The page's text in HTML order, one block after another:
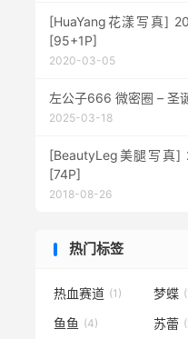
[HuaYang花漾写真]
[95+1P]
2020-03-05
左公子666 微密圈 – 圣
2025-03-18
[BeautyLeg美腿写真] 2018-08-27 No.1650 Lucy
[74P]
2018-08-26
热门标签
热血赛道 (1) 梦蝶
鱼鱼 (4) 苏蕾